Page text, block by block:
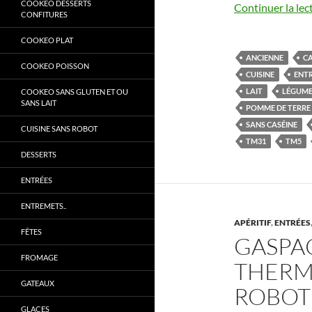
Continuer la
ANCIENNE
CUISINE
LAIT
LÉGUME
POMME DE TERRE
SANS CASÉINE
TM31
TM5
APÉRITIF,ENTRÉES,
COOKEO DESSERTS
CONFITURES
COOKEO PLAT
COOKEO POISSON
COOKEO SANS GLUTEN ET OU
SANS LAIT
CUISINE SANS ROBOT
DESSERTS
ENTRÉES
ENTREMETS..
FÊTES
FROMAGE
GATEAUX
GLACES